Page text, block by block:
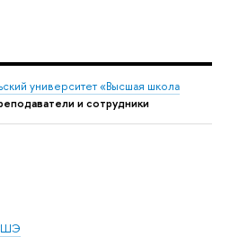
университет «Высшая школа
и сотрудники